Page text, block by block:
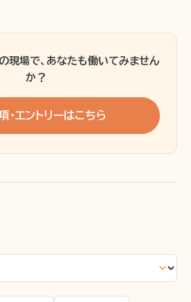
現場で、あなたも働いてみません
か？
・エントリーはこちら